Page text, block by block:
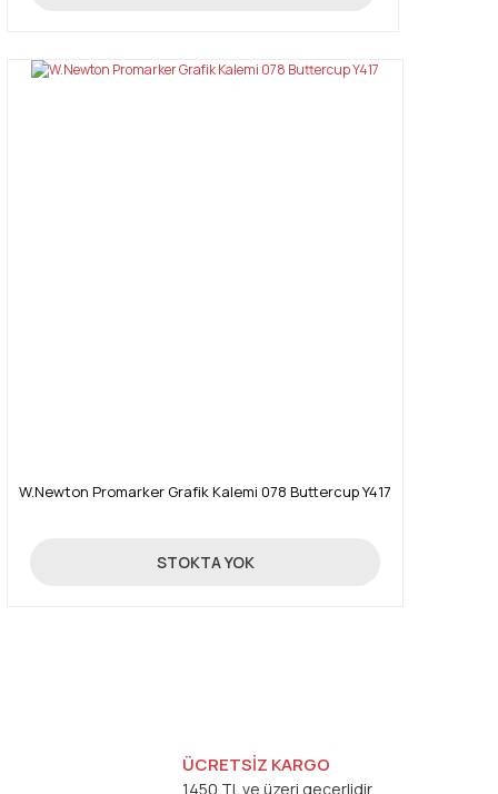
W.Newton Promarker Grafik Kalemi 078 Buttercup Y417
19,90 TL
STOKTA YOK
ÜCRETSİZ KARGO
1450 TL ve üzeri geçerlidir